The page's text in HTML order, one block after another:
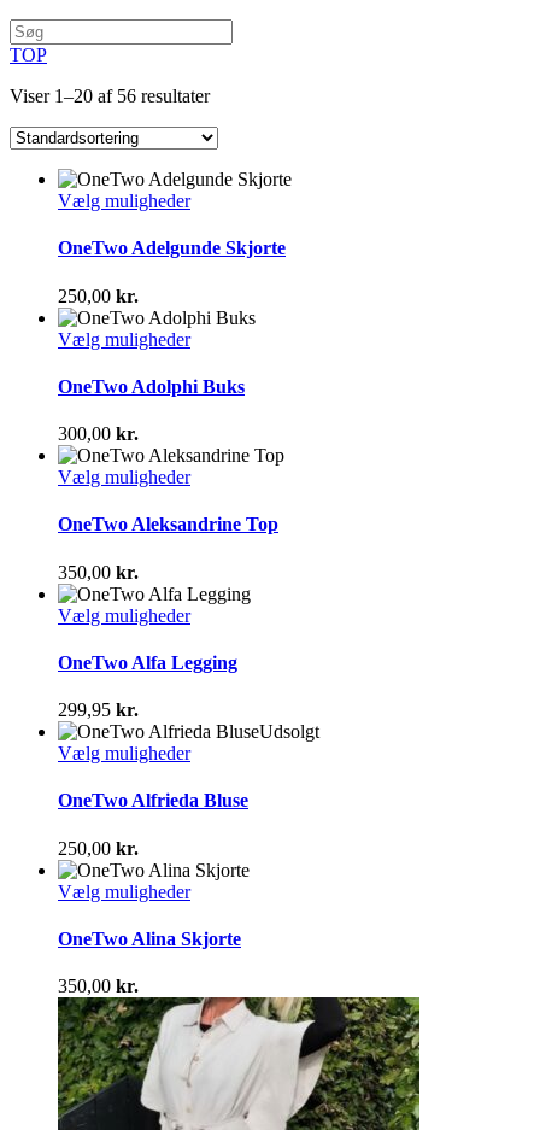
TOP
Viser 1–20 af 56 resultater
Vælg mulighederDette
har
Mulighederne
kan
vælges
varesiden
OneTwo Adelgunde Skjorte
250,00 kr.
Vælg mulighederDette
har
Mulighederne
kan
vælges
varesiden
OneTwo Adolphi Buks
300,00 kr.
Vælg mulighederDette
har
Mulighederne
kan
vælges
varesiden
OneTwo Aleksandrine Top
350,00 kr.
Vælg mulighederDette
har
flere
Mulighederne
kan
vælges
varesiden
OneTwo Alfa Legging
299,95 kr.
Udsolgt
Vælg mulighederDette
har
Mulighederne
kan
vælges
varesiden
OneTwo Alfrieda Bluse
250,00 kr.
Vælg mulighederDette
har
flere
Mulighederne
kan
vælges
på
varesiden
OneTwo Alina Skjorte
350,00 kr.